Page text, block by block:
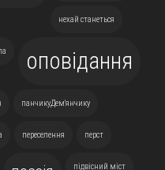
нехай станеться
оповідання
панчикуДем'янчику
переселення перст
підвісний міст